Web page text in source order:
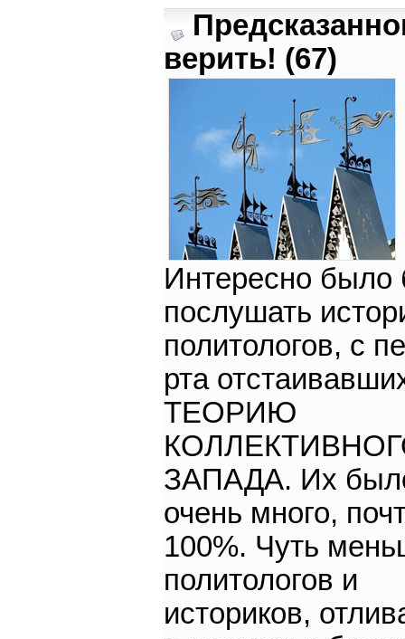
верить! (67)
Интересно было
послушать
политологов, с
рта
ТЕОРИЮ
ЗАПАДА. Их
очень много,
100%. Чуть
политологов и
историков,